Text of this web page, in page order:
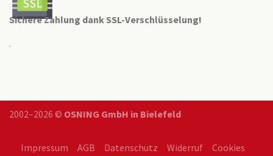
Sichere Zahlung dank SSL-Verschlüsselung!
.
2002–2026 © OSNING GmbH in Bielefeld
Impressum AGB Datenschutz Widerruf
Cookies